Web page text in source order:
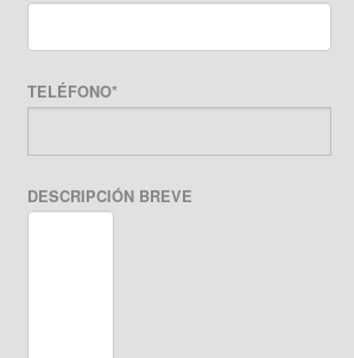
TELÉFONO*
DESCRIPCIÓN BREVE